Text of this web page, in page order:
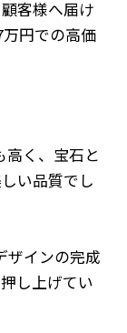
客様へ届け
円での高価
高く、宝石と
い品質でし
ザインの完成
し上げてい